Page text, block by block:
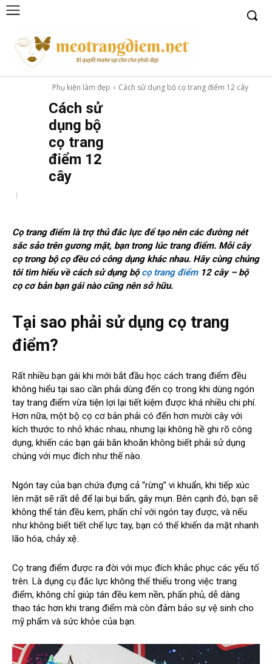
Phụ kiện làm đẹp Cách sử dụng bộ cọ trang điểm 12 cây
Cách sử
dụng bộ
cọ trang
điểm 12
cây
Cọ trang điểm là trợ thủ đắc lực để tạo nên các đường nét
sắc sảo trên gương mặt, bạn trong lúc trang điểm. Mỗi cây
cọ trong bộ cọ đều có công dụng khác nhau. Hãy cùng chúng
tôi tìm hiểu về cách sử dụng bộcọ trang điểm12 cây – bộ
cọ cơ bản bạn gái nào cũng nên sở hữu.
Tại sao phải sử dụng cọ trang
điểm?
Rất nhiều bạn gái khi mới bắt đầu học cách trang điểm đều
không hiểu tại sao cần phải dùng đến cọ trong khi dùng ngón
tay trang điểm vừa tiện lợi lại tiết kiệm được khá nhiều chi phí.
Hơn nữa, một bộ cọ cơ bản phải có đến hơn mười cây với
kích thước to nhỏ khác nhau, nhưng lại không hề ghi rõ công
dụng, khiến các bạn gái băn khoăn không biết phải sử dụng
chúng với mục đích như thế nào.
Ngón tay của bạn chứa đựng cả “rừng” vi khuẩn, khi tiếp xúc
lên mặt sẽ rất dễ để lại bụi bẩn, gây mụn. Bên cạnh đó, bạn sẽ
không thể tán đều kem, phấn chỉ với ngón tay được, và nếu
như không biết tiết chế lực tay, bạn có thế khiến da mặt nhanh
lão hóa, chảy xệ.
Cọ trang điểm được ra đời với mục đích khắc phục các yếu tố
trên. Là dụng cụ đắc lực không thế thiếu trong việc trang
điểm, không chỉ giúp tán đều kem nền, phấn phủ, dễ dàng
thao tác hơn khi trang điểm mà còn đảm bảo sự vệ sinh cho
mỹ phẩm và sức khỏe của bạn.